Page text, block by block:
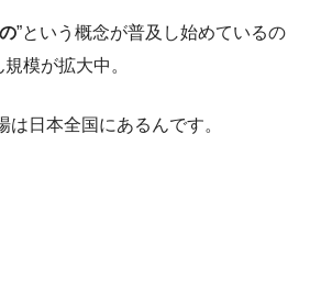
”という概念が普及し始めているの
模が拡大中。
日本全国にあるんです。